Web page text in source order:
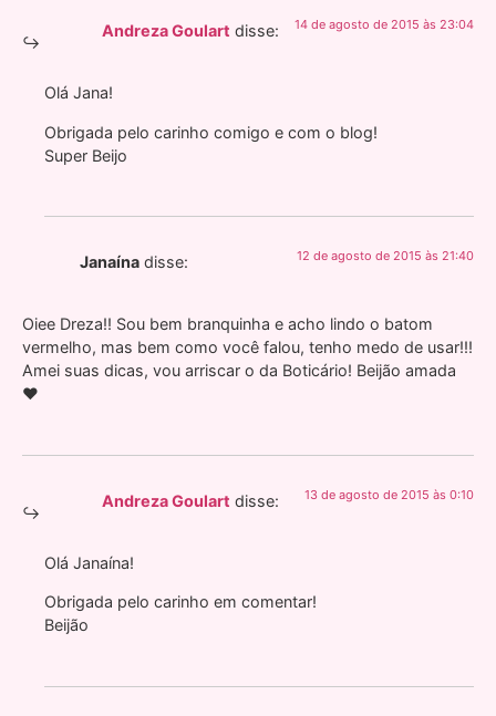
Andreza Goulart disse: 14 de agosto de 2015 às 23:04
Olá Jana!
Obrigada pelo carinho comigo e com o blog!
Super Beijo
Janaína disse: 12 de agosto de 2015 às 21:40
Oiee Dreza!! Sou bem branquinha e acho lindo o batom
vermelho, mas bem como você falou, tenho medo de usar!!!
Amei suas dicas, vou arriscar o da Boticário! Beijão amada
♥
Andreza Goulart disse: 13 de agosto de 2015 às 0:10
Olá Janaína!
Obrigada pelo carinho em comentar!
Beijão